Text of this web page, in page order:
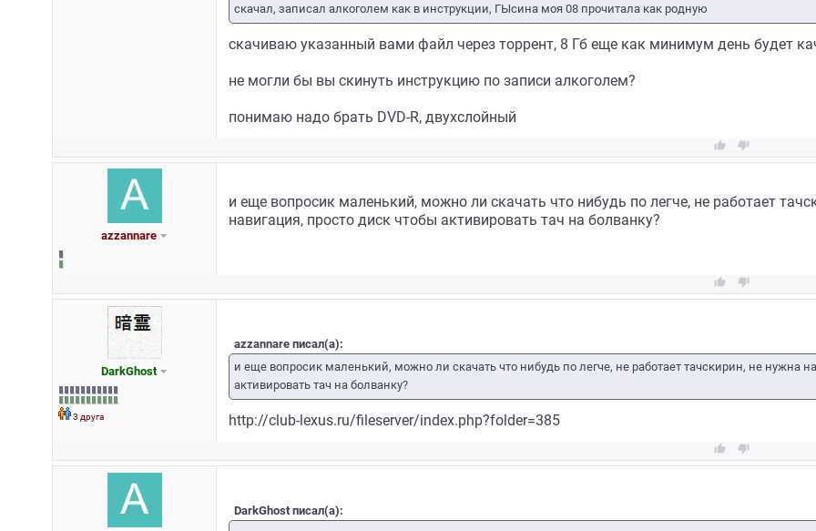
скачал, записал алкоголем как в инструкции, ГЫсина моя 08 прочитала как родную
скачиваю указанный вами файл через торрент, 8 Гб еще как минимум день будет
не могли бы вы скинуть инструкцию по записи алкоголем?
понимаю надо брать DVD-R, двухслойный
 
azzannare
и еще вопросик маленький, можно ли скачать что нибудь по легче, не работает
навигация, просто диск чтобы активировать тач на болванку?
 
DarkGhost
3 друга
azzannare писал(а):
и еще вопросик маленький, можно ли скачать что нибудь по легче, не работает тачскирин, не нужна
активировать тач на болванку?
http://club-lexus.ru/fileserver/index.php?folder=385
 
DarkGhost писал(а):